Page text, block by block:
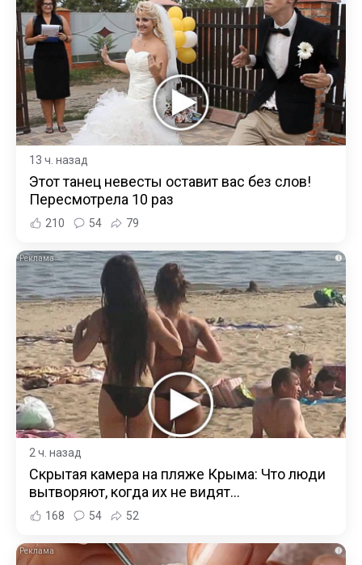
13 ч. назад
Этот танец невесты оставит вас без слов!
Пересмотрела 10 раз
210 54 79
i
2 ч. назад
Скрытая камера на пляже Крыма: Что люди
вытворяют, когда их не видят...
168 54 52
i